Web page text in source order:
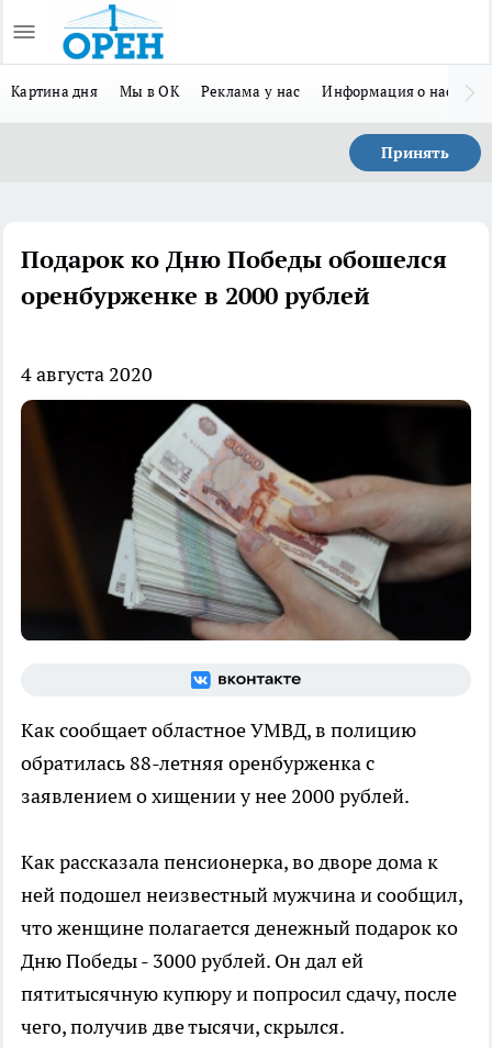
Картина дня Мы в ОК Реклама у нас Информация о нас
Принять
Подарок ко Дню Победы обошелся
оренбурженке в 2000 рублей
4 августа 2020
Как сообщает областное УМВД, в полицию
обратилась 88-летняя оренбурженка с
заявлением о хищении у нее 2000 рублей.
Как рассказала пенсионерка, во дворе дома к
ней подошел неизвестный мужчина и сообщил,
что женщине полагается денежный подарок ко
Дню Победы - 3000 рублей. Он дал ей
пятитысячную купюру и попросил сдачу, после
чего, получив две тысячи, скрылся.